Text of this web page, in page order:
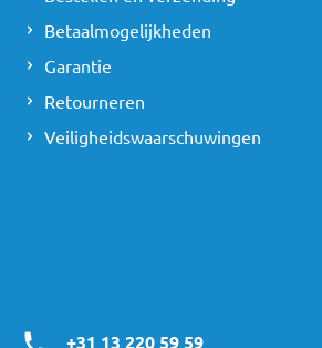
Betaalmogelijkheden
Garantie
Retourneren
Veiligheidswaarschuwingen
+31 13 220 59 59